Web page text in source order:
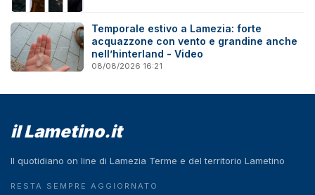
Temporale estivo a Lamezia: forte
acquazzone con vento e grandine anche
nell’hinterland - Video
08/08/2026 16:21
il Lametino.it
Il quotidiano on line di Lamezia Terme e del territorio Lametino
RESTA SEMPRE AGGIORNATO